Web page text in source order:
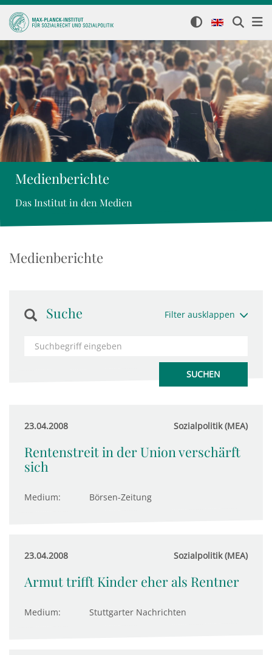
Medienberichte
Das Institut in den Medien
Medienberichte
Suche Filter ausklappen
23.04.2008 Sozialpolitik (MEA)
Rentenstreit in der Union verschärft
sich
Medium: Börsen-Zeitung
23.04.2008 Sozialpolitik (MEA)
Armut trifft Kinder eher als Rentner
Medium: Stuttgarter Nachrichten